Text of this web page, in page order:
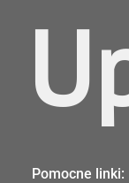
Pomocne linki: